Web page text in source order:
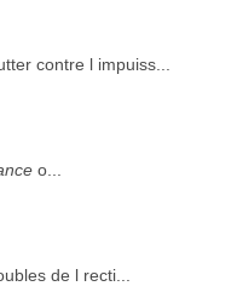
contre l impuiss...
o...
de l recti...